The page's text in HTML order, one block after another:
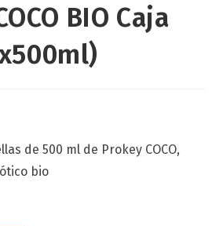
BIO Caja
de 500 ml de Prokey COCO,
bio